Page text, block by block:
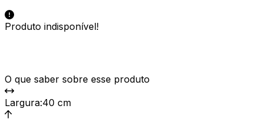
Produto indisponível!
O que saber sobre esse produto
Largura:40 cm